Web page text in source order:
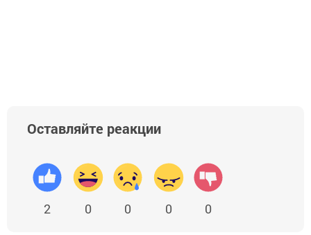
Оставляйте реакции
2 0 0 0 0